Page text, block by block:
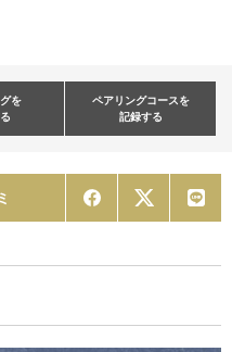
を
ペアリングコースを
記録する